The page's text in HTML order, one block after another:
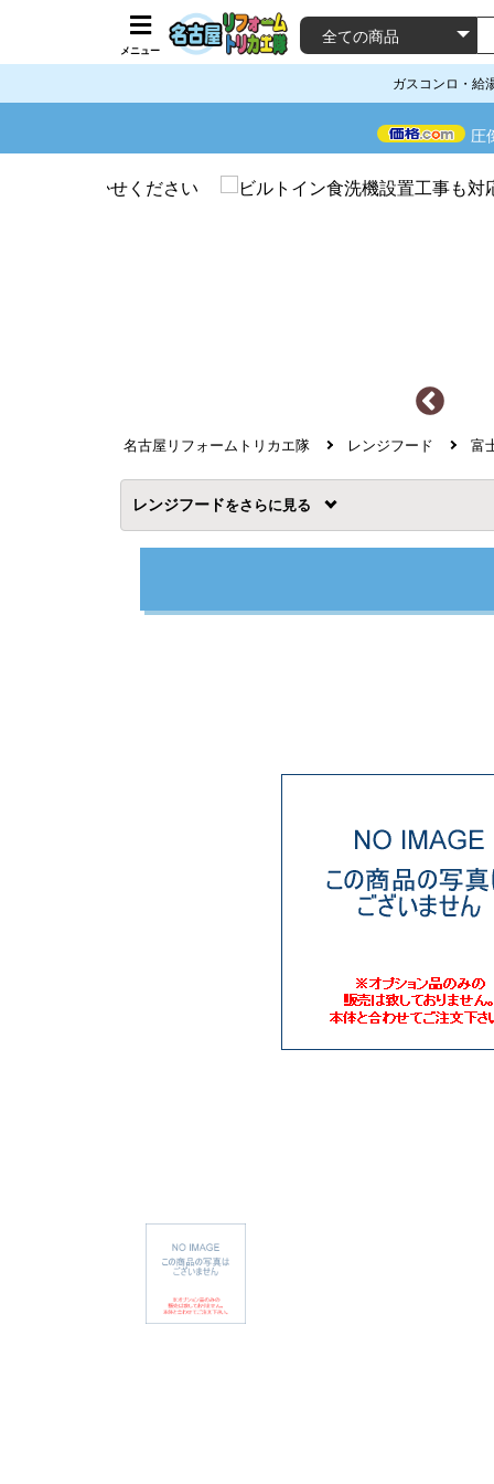
メニュー
ガスコンロ・給
圧
名古屋リフォームトリカエ隊 レンジフード 富
レンジフードを